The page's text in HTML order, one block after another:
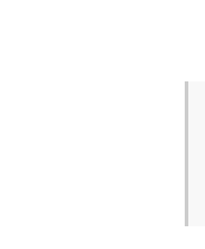
中井久夫と考え